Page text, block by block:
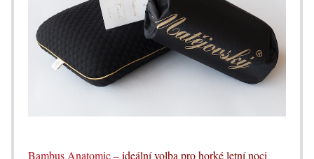
Bambus Anatomic– ideální volba pro horké letní noci